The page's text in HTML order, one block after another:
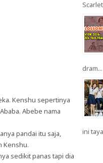
Kenshu sepertinya
Abebe nama
pandai itu saja,
Kenshu.
sedikit panas tapi dia
dram...
ini